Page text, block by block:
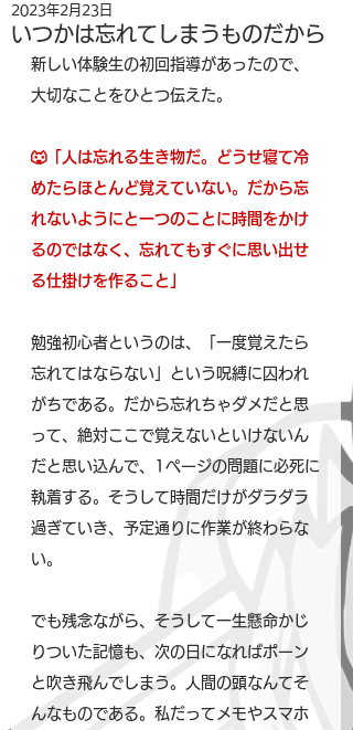
いつかは忘れてしまうものだから
2023年2月23日
新しい体験生の初回指導があったので、
大切なことをひとつ伝えた。
🐺「人は忘れる生き物だ。どうせ寝て冷
めたらほとんど覚えていない。だから忘
れないようにと一つのことに時間をかけ
るのではなく、忘れてもすぐに思い出せ
る仕掛けを作ること」
勉強初心者というのは、「一度覚えたら
忘れてはならない」という呪縛に囚われ
がちである。だから忘れちゃダメだと思
って、絶対ここで覚えないといけないん
だと思い込んで、1ページの問題に必死に
執着する。そうして時間だけがダラダラ
過ぎていき、予定通りに作業が終わらな
い。
でも残念ながら、そうして一生懸命かじ
りついた記憶も、次の日になればポーン
と吹き飛んでしまう。人間の頭なんてそ
んなものである。私だってメモやスマホ